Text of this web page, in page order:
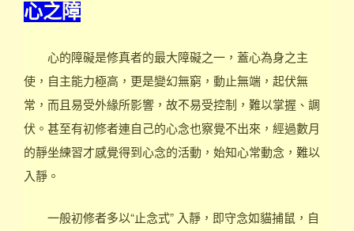
心之障
心的障礙是修真者的最大障礙之一，蓋心為身之主
使，自主能力極高，更是變幻無窮，動止無端，起伏無
常，而且易受外緣所影響，故不易受控制，難以掌握、調
伏。甚至有初修者連自己的心念也察覺不出來，經過數月
的靜坐練習才感覺得到心念的活動，始知心常動念，難以
入靜。
一般初修者多以“止念式” 入靜，即守念如貓捕鼠，自